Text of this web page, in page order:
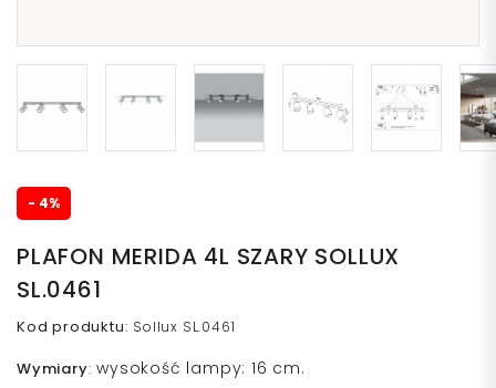
- 4%
PLAFON MERIDA 4L SZARY SOLLUX
SL.0461
Kod produktu: Sollux SL.0461
Wymiary: wysokość lampy: 16 cm.